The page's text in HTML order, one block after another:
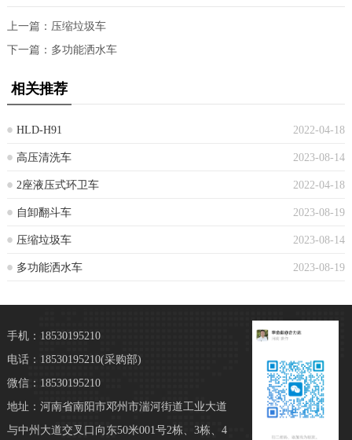
上一篇： 压缩垃圾车
下一篇： 多功能洒水车
相关推荐
2022-04-18
HLD-H91
2023-08-14
高压清洗车
2022-04-18
2座液压式环卫车
2023-08-19
自卸翻斗车
2023-08-14
压缩垃圾车
2023-08-19
多功能洒水车
手机：18530195210
电话：18530195210(采购部)
微信：18530195210
地址：河南省南阳市邓州市湍河街道工业大道
与中州大道交叉口向东50米001号2栋、3栋、4